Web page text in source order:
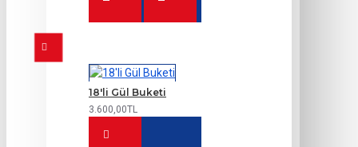
18'li Gül Buketi
3.600,00TL